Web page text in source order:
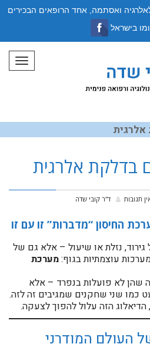
תפריט
אלרגית
בדלקת אלרגית
תגובות ד''ר קובי שדה
החיסון “מדברות” זו עם זו
נזלת או שיעול – אלא גם של
עוצמתיות בגוף:מערכת
שהן לא פועלות בנפרד – אלא
כמו שני שחקנים שמגיבים זה לזה.
הזה עלול להפוך לצעקה.
העולם המודרני
ואסתמה, אחד הרופאים הבכירים
בישראל